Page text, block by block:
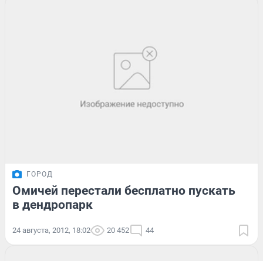
ГОРОД
Омичей перестали бесплатно пускать
в дендропарк
24 августа, 2012, 18:02 20 452 44